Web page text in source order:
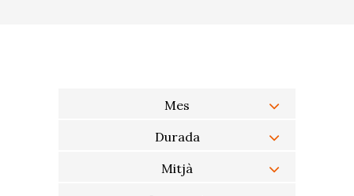
Mes
Durada
Mitjà